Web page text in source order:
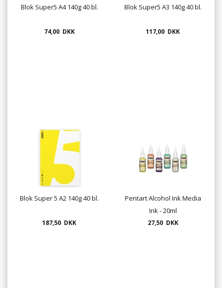
Blok Super5 A4 140g 40 bl.
74,00 DKK
Blok Super5 A3 140g 40 bl.
117,00 DKK
Blok Super 5 A2 140g 40 bl.
187,50 DKK
Pentart Alcohol Ink Media
Ink - 20ml
27,50 DKK